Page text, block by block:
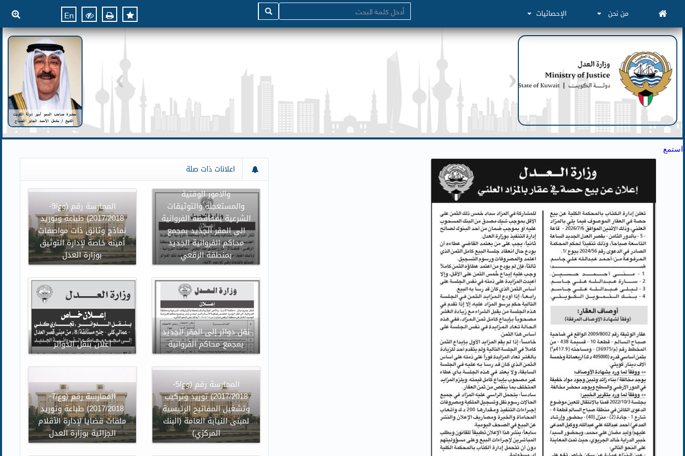
من نحن الإحصائيات En
استمع
اعلانات ذات صلة
الممارسة رقم (وع/9-
2017/2018) طباعة وتوريد
نماذج وثائق ذات مواصفات
أمينه خاصة لإدارة التوثيق
بوزارة العدل
إعلان من وزارة العدل بنقل
جميع دوائر محكمة الاسرة
والامور الوقتية
والمستعجلة والتوثيقات
الشرعية بمحافظة الفروانية
الى المقر الجديد بمجمع
محاكم الفروانية الجديد
بمنطقة الرقعي
اعلان بنقل الدوائر
نقل دوائر إلى المقر الجديد
بمجمع محاكم الفروانية
الممارسة رقم (وع/7-
2017/2018) طباعة وتوريد
ملفات قضايا لإدارة الأقلام
الجزائية بوزارة العدل
الممارسة رقم (وع/5-
2017/2018) توريد وتركيب
وتشغيل المفاتيح الرئيسية
لمبنى النيابة العامة (البنك
المركزي)